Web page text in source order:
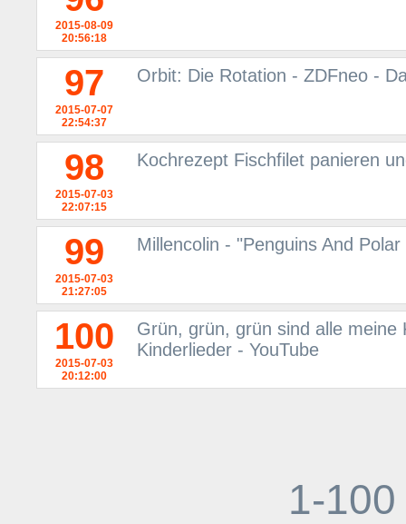
2015-08-09
20:56:18
97
2015-07-07
22:54:37
Orbit: Die Rotation - ZDFneo -
98
2015-07-03
22:07:15
Kochrezept Fischfilet panieren
99
2015-07-03
21:27:05
Millencolin - "Penguins And
100
2015-07-03
20:12:00
Grün, grün, grün sind alle meine
Kinderlieder - YouTube
1-100